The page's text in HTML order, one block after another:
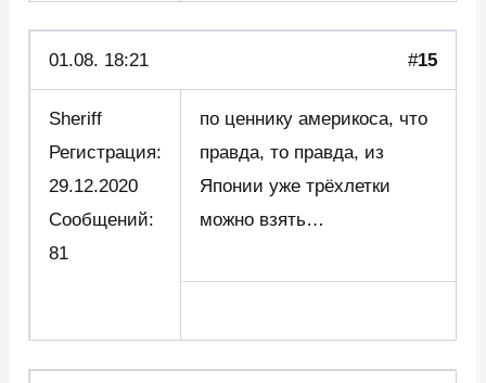
01.08. 18:21 #15
Sheriff
Регистрация:
29.12.2020
Сообщений:
81
по ценнику америкоса, что
правда, то правда, из
Японии уже трёхлетки
можно взять…